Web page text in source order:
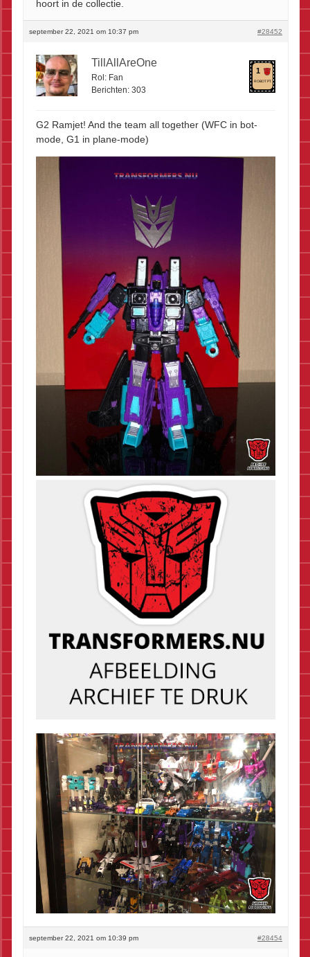
hoort in de collectie.
september 22, 2021 om 10:37 pm #28452
TillAllAreOne
Rol: Fan
Berichten: 303
1
ROBOT PT.
G2 Ramjet! And the team all together (WFC in bot-
mode, G1 in plane-mode)
september 22, 2021 om 10:39 pm #28454